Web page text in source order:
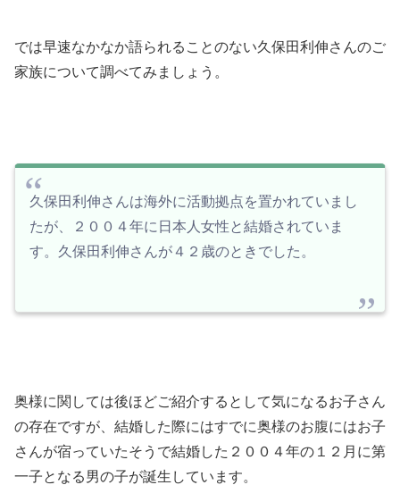
では早速なかなか語られることのない久保田利伸さんのご
家族について調べてみましょう。
久保田利伸さんは海外に活動拠点を置かれていまし
たが、２００４年に日本人女性と結婚されていま
す。久保田利伸さんが４２歳のときでした。
奥様に関しては後ほどご紹介するとして気になるお子さん
の存在ですが、結婚した際にはすでに奥様のお腹にはお子
さんが宿っていたそうで結婚した２００４年の１２月に第
一子となる男の子が誕生しています。